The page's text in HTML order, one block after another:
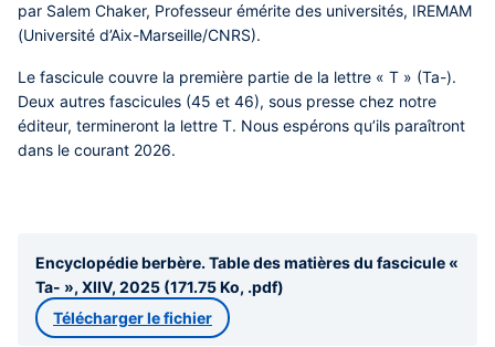
par Salem Chaker, Professeur émérite des universités, IREMAM
(Université d’Aix-Marseille/CNRS).
Le fascicule couvre la première partie de la lettre « T » (Ta-).
Deux autres fascicules (45 et 46), sous presse chez notre
éditeur, termineront la lettre T. Nous espérons qu’ils paraîtront
dans le courant 2026.
Encyclopédie berbère. Table des matières du fascicule «
Ta- », XlIV, 2025 (171.75 Ko, .pdf)
Télécharger le fichier